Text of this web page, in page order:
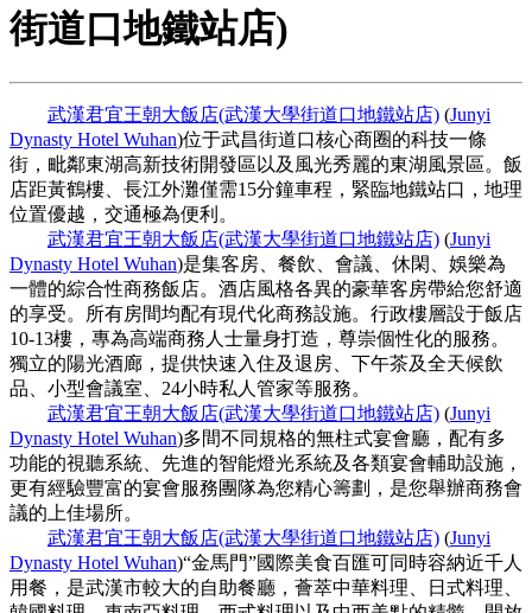
街道口地鐵站店)
武漢君宜王朝大飯店(武漢大學街道口地鐵站店) (Junyi
Dynasty Hotel Wuhan)位于武昌街道口核心商圈的科技一條
街，毗鄰東湖高新技術開發區以及風光秀麗的東湖風景區。飯
店距黃鶴樓、長江外灘僅需15分鐘車程，緊臨地鐵站口，地理
位置優越，交通極為便利。
武漢君宜王朝大飯店(武漢大學街道口地鐵站店) (Junyi
Dynasty Hotel Wuhan)是集客房、餐飲、會議、休閑、娛樂為
一體的綜合性商務飯店。酒店風格各異的豪華客房帶給您舒適
的享受。所有房間均配有現代化商務設施。行政樓層設于飯店
10-13樓，專為高端商務人士量身打造，尊崇個性化的服務。
獨立的陽光酒廊，提供快速入住及退房、下午茶及全天候飲
品、小型會議室、24小時私人管家等服務。
武漢君宜王朝大飯店(武漢大學街道口地鐵站店) (Junyi
Dynasty Hotel Wuhan)多間不同規格的無柱式宴會廳，配有多
功能的視聽系統、先進的智能燈光系統及各類宴會輔助設施，
更有經驗豐富的宴會服務團隊為您精心籌劃，是您舉辦商務會
議的上佳場所。
武漢君宜王朝大飯店(武漢大學街道口地鐵站店) (Junyi
Dynasty Hotel Wuhan)“金馬門”國際美食百匯可同時容納近千人
用餐，是武漢市較大的自助餐廳，薈萃中華料理、日式料理、